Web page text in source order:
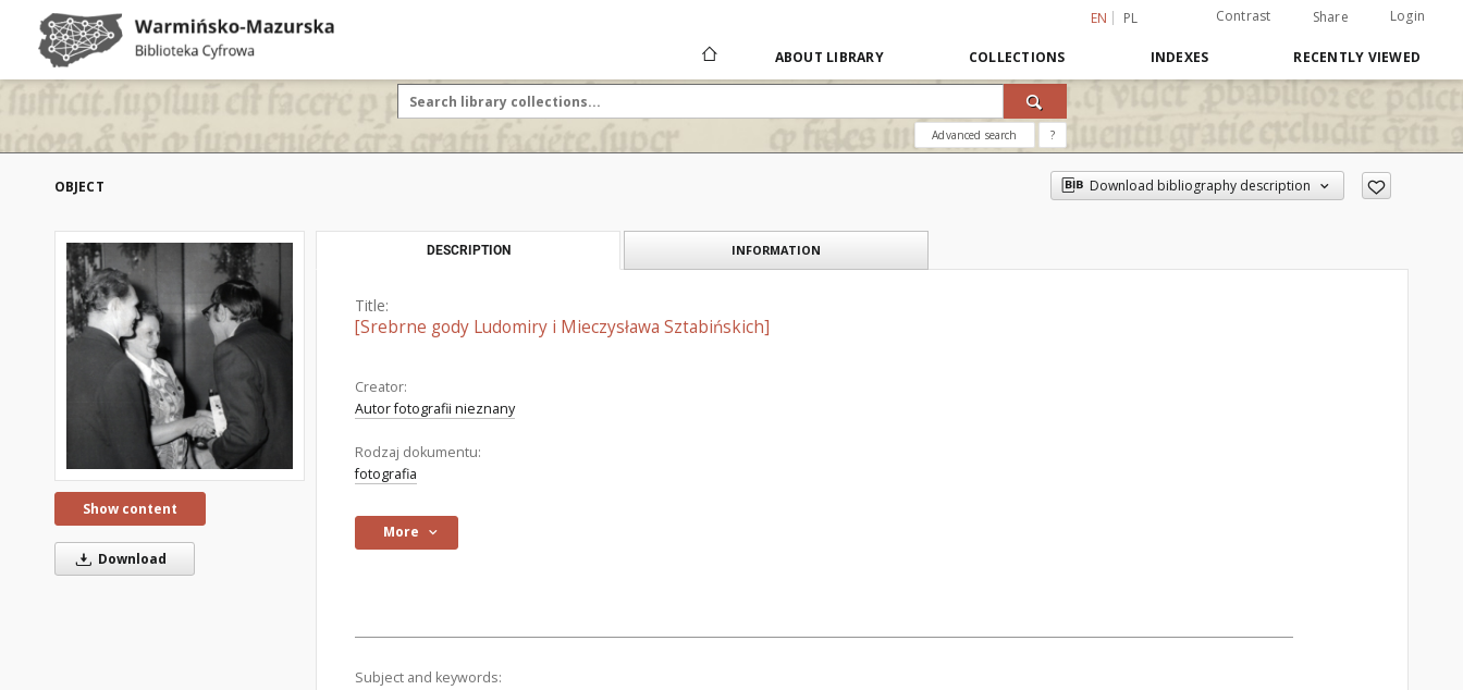
EN PL Contrast Share Login
ABOUT LIBRARY COLLECTIONS INDEXES RECENTLY VIEWED
Advanced search ?
OBJECT Download bibliography description
Show content
Download
DESCRIPTION INFORMATION
Title:
[Srebrne gody Ludomiry i Mieczysława Sztabińskich]
Creator:
Autor fotografii nieznany
Rodzaj dokumentu:
fotografia
More
Subject and keywords: